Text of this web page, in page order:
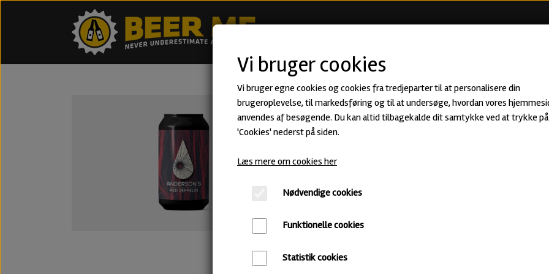
Red Zeppelin - Red Ale fra
38,00 kr.
Red Ale · ABV: 4,5% · Dåse: 33 cl.
Tilføj til kurv
Vi bruger cookies
Vi bruger egne cookies og cookies fra tredjeparter til at personalisere din
brugeroplevelse, til markedsføring og til at undersøge, hvordan vores
anvendes af besøgende. Du kan altid tilbagekalde dit samtykke ved at trykke
'Cookies' nederst på siden.
Læs mere om cookies her
Nødvendige cookies
Funktionelle cookies
Statistik cookies